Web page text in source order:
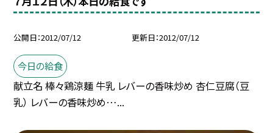
公開日 2012/07/12 更新日 2012/07/12
今日の給食
献立名 棒々鶏涼麺 牛乳 レバーの香味炒め 杏仁豆腐（豆
乳） レバーの香味炒め…...